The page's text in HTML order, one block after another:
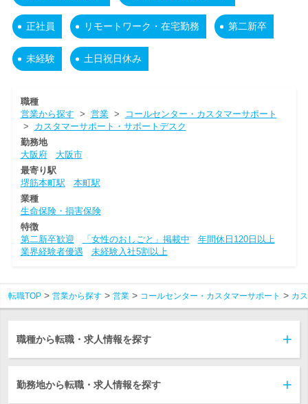
正社員 リモートワーク・在宅勤務 第二新卒
未経験 土日祝日休み
職種
営業から探す > 営業>
コールセンター・カスタマーサポート
> カスタマーサポート・サポートデスク
勤務地
大阪府
大阪市
最寄り駅
堺筋本町駅
本町駅
業種
生命保険・損害保険
特徴
第二新卒歓迎
「女性のおしごと」掲載中
年間休日120日以上
業界経験者優遇
未経験入社5割以上
転職TOP 営業から探す 営業 コールセンター・カスタマーサポート カ
職種から転職・求人情報を探す
勤務地から転職・求人情報を探す